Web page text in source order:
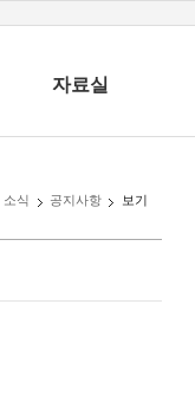
자료실
소식 공지사항 보기